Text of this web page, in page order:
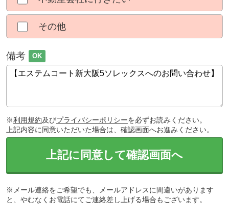
その他
備考 OK
※利用規約及びプライバシーポリシーを必ずお読みください。
上記内容に同意いただいた場合は、確認画面へお進みください。
上記に同意して確認画面へ
※メール連絡をご希望でも、メールアドレスに間違いがあります
と、やむなくお電話にてご連絡差し上げる場合もございます。